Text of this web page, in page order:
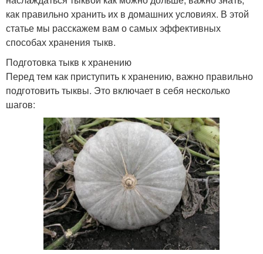
как правильно хранить их в домашних условиях. В этой
статье мы расскажем вам о самых эффективных
способах хранения тыкв.
Подготовка тыкв к хранению
Перед тем как приступить к хранению, важно правильно
подготовить тыквы. Это включает в себя несколько
шагов: